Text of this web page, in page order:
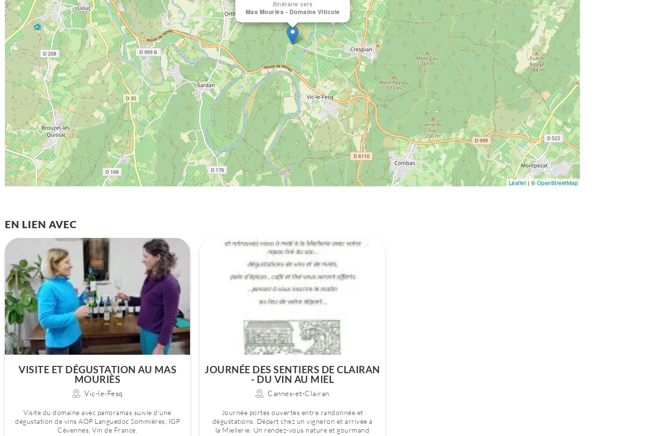
Itinéraire vers
Mas Mouriès - Domaine Viticole
Leaflet | © OpenStreetMap
EN LIEN AVEC
VISITE ET DÉGUSTATION AU MAS
MOURIÈS
Vic-le-Fesq
Visite du domaine avec panoramas suivie d'une
dégustation de vins AOP Languedoc Sommières, IGP
Cévennes, Vin de France.
JOURNÉE DES SENTIERS DE CLAIRAN
- DU VIN AU MIEL
Cannes-et-Clairan
Journée portes ouvertes entre randonnée et
dégustations. Départ chez un vigneron et arrivée à
la Miellerie. Un rendez-vous nature et gourmand